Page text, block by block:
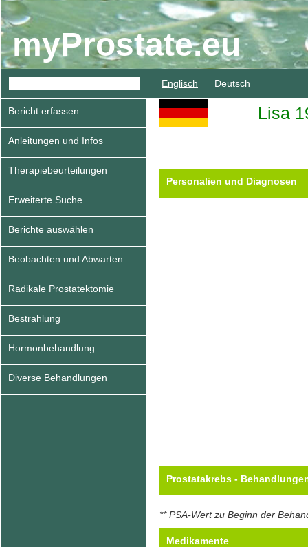
myProstate.eu
Englisch Deutsch
Bericht erfassen
Anleitungen und Infos
Therapiebeurteilungen
Erweiterte Suche
Berichte auswählen
Beobachten und Abwarten
Radikale Prostatektomie
Bestrahlung
Hormonbehandlung
Diverse Behandlungen
Lisa
Personalien und Diagnosen
Prostatakrebs -
** PSA-Wert zu Beginn der
Medikamente